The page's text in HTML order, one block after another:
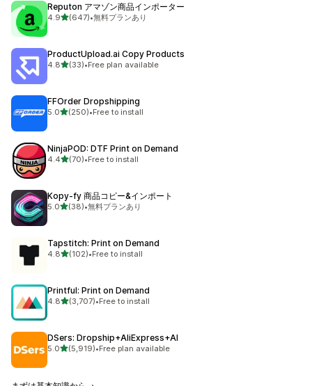
Reputon アマゾン商品インポーター
4.95つ星中
(647)
合計レビュー数：647件
•無料プランあり
ProductUpload.ai Copy Products
4.85つ星中
(33)
合計レビュー数：33件
•Free plan available
FFOrder Dropshipping
5.05つ星中
(250)
合計レビュー数：250件
•Free to install
NinjaPOD: DTF Print on Demand
4.45つ星中
(70)
合計レビュー数：70件
•Free to install
Kopy‑fy 商品コピー&インポート
5.05つ星中
(38)
合計レビュー数：38件
•無料プランあり
Tapstitch: Print on Demand
4.85つ星中
(102)
合計レビュー数：102件
•Free to install
Printful: Print on Demand
4.85つ星中
(3,707)
合計レビュー数：3707件
•Free to install
DSers: Dropship+AliExpress+AI
5.05つ星中
(5,919)
合計レビュー数：5919件
•Free plan available